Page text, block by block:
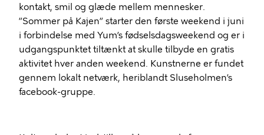
kontakt, smil og glæde mellem mennesker.
”Sommer på Kajen” starter den første weekend i juni
i forbindelse med Yum’s fødselsdagsweekend og er i
udgangspunktet tiltænkt at skulle tilbyde en gratis
aktivitet hver anden weekend. Kunstnerne er fundet
gennem lokalt netværk, heriblandt Sluseholmen’s
facebook-gruppe.